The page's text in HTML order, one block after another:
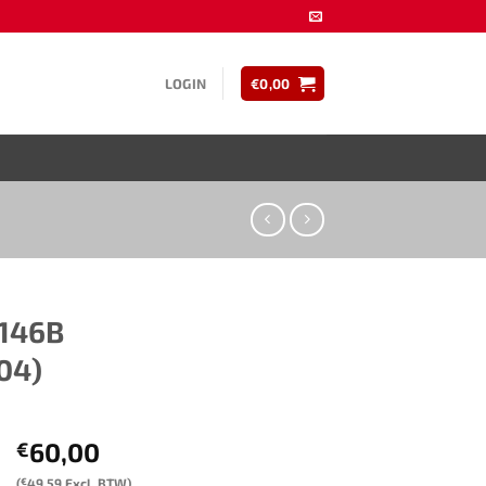
LOGIN €0,00
€60,00
(€49,59 Excl. BTW)